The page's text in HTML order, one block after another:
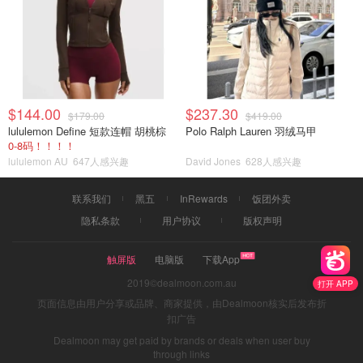
打开 APP
$144.00 $179.00
lululemon Define 短款连帽 胡桃棕
0-8码！！！！
lululemon AU 647人感兴趣
$237.30 $419.00
Polo Ralph Lauren 羽绒马甲
David Jones 628人感兴趣
联系我们 黑五 InRewards
饭团外卖
隐私条款
用户协议 版权声明
触屏版 电脑版
下载App
2019©dealmoon.com.au
页面信息由用户分享或品牌、商家提供，由Dealmoon核实后发布折
扣广告
Dealmoon may get paid by brands or deals when user buy
through links